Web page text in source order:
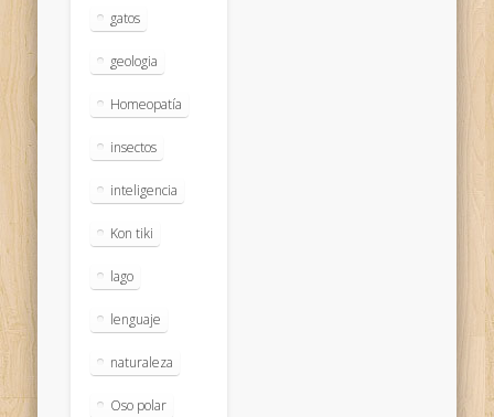
gatos
geologia
Homeopatía
insectos
inteligencia
Kon tiki
lago
lenguaje
naturaleza
Oso polar